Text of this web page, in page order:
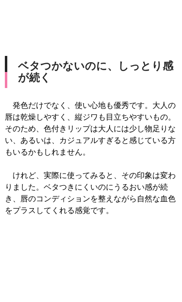
ベタつかないのに、しっとり感
が続く
発色だけでなく、使い心地も優秀です。大人の
唇は乾燥しやすく、縦ジワも目立ちやすいもの。
そのため、色付きリップは大人には少し物足りな
い、あるいは、カジュアルすぎると感じている方
もいるかもしれません。
けれど、実際に使ってみると、その印象は変わ
りました。ベタつきにくいのにうるおい感が続
き、唇のコンディションを整えながら自然な血色
をプラスしてくれる感覚です。